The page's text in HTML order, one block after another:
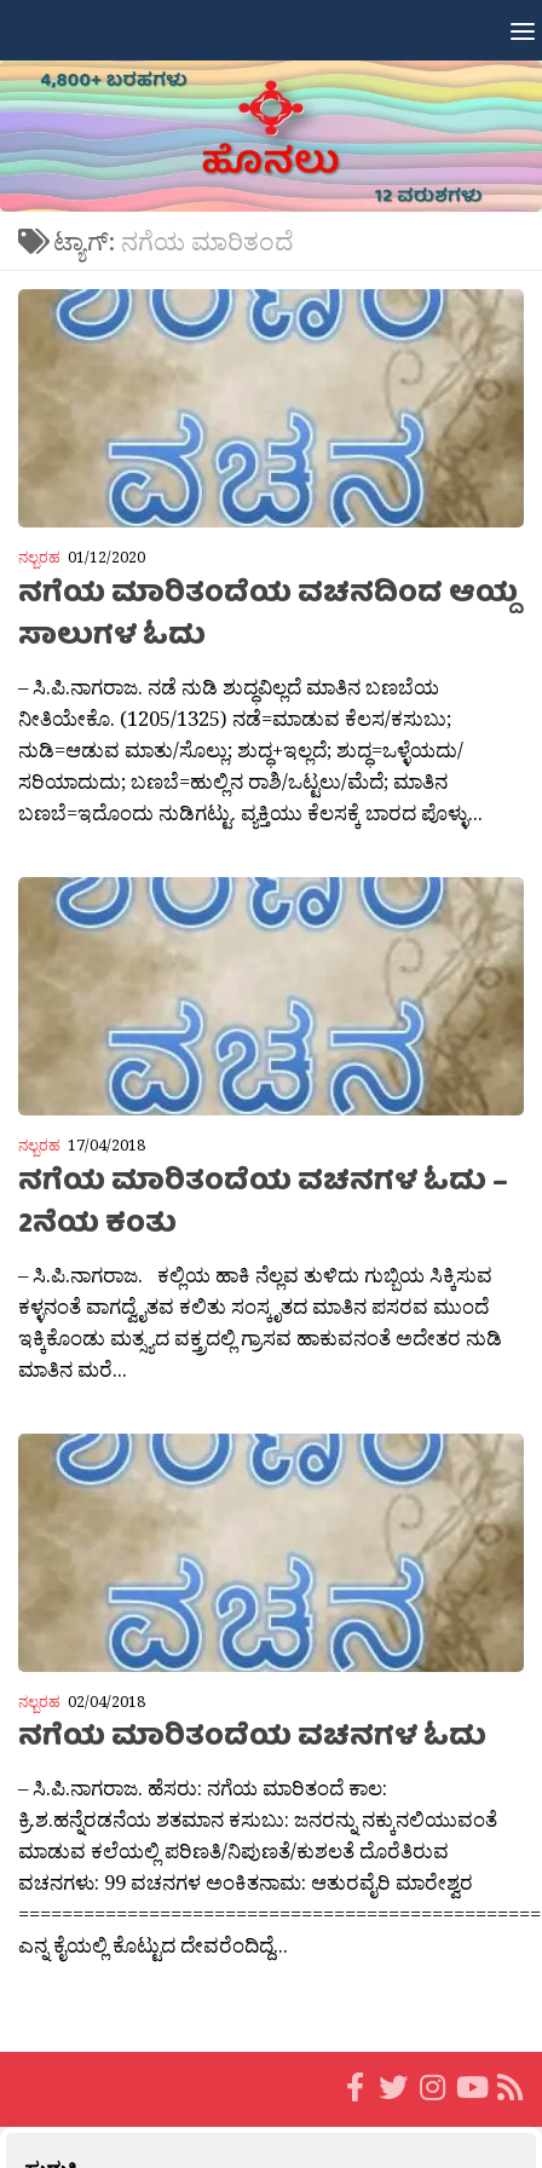
ಟ್ಯಾಗ್: ನಗೆಯ ಮಾರಿತಂದೆ
ನಲ್ಬರಹ 01/12/2020
ನಗೆಯ ಮಾರಿತಂದೆಯ ವಚನದಿಂದ ಆಯ್ದ
ಸಾಲುಗಳ ಓದು
– ಸಿ.ಪಿ.ನಾಗರಾಜ. ನಡೆ ನುಡಿ ಶುದ್ಧವಿಲ್ಲದೆ ಮಾತಿನ ಬಣಬೆಯ
ನೀತಿಯೇಕೊ. (1205/1325) ನಡೆ=ಮಾಡುವ ಕೆಲಸ/ಕಸುಬು;
ನುಡಿ=ಆಡುವ ಮಾತು/ಸೊಲ್ಲು; ಶುದ್ಧ+ಇಲ್ಲದೆ; ಶುದ್ಧ=ಒಳ್ಳೆಯದು/
ಸರಿಯಾದುದು; ಬಣಬೆ=ಹುಲ್ಲಿನ ರಾಶಿ/ಒಟ್ಟಲು/ಮೆದೆ; ಮಾತಿನ
ಬಣಬೆ=ಇದೊಂದು ನುಡಿಗಟ್ಟು. ವ್ಯಕ್ತಿಯು ಕೆಲಸಕ್ಕೆ ಬಾರದ ಪೊಳ್ಳು...
ನಲ್ಬರಹ 17/04/2018
ನಗೆಯ ಮಾರಿತಂದೆಯ ವಚನಗಳ ಓದು –
2ನೆಯ ಕಂತು
– ಸಿ.ಪಿ.ನಾಗರಾಜ. ಕಲ್ಲಿಯ ಹಾಕಿ ನೆಲ್ಲವ ತುಳಿದು ಗುಬ್ಬಿಯ ಸಿಕ್ಕಿಸುವ
ಕಳ್ಳನಂತೆ ವಾಗದ್ವೈತವ ಕಲಿತು ಸಂಸ್ಕೃತದ ಮಾತಿನ ಪಸರವ ಮುಂದೆ
ಇಕ್ಕಿಕೊಂಡು ಮತ್ಸ್ಯದ ವಕ್ತ್ರದಲ್ಲಿ ಗ್ರಾಸವ ಹಾಕುವನಂತೆ ಅದೇತರ ನುಡಿ
ಮಾತಿನ ಮರೆ...
ನಲ್ಬರಹ 02/04/2018
ನಗೆಯ ಮಾರಿತಂದೆಯ ವಚನಗಳ ಓದು
– ಸಿ.ಪಿ.ನಾಗರಾಜ. ಹೆಸರು: ನಗೆಯ ಮಾರಿತಂದೆ ಕಾಲ:
ಕ್ರಿ.ಶ.ಹನ್ನೆರಡನೆಯ ಶತಮಾನ ಕಸುಬು: ಜನರನ್ನು ನಕ್ಕುನಲಿಯುವಂತೆ
ಮಾಡುವ ಕಲೆಯಲ್ಲಿ ಪರಿಣತಿ/ನಿಪುಣತೆ/ಕುಶಲತೆ ದೊರೆತಿರುವ
ವಚನಗಳು: 99 ವಚನಗಳ ಅಂಕಿತನಾಮ: ಆತುರವೈರಿ ಮಾರೇಶ್ವರ
ಎನ್ನ ಕೈಯಲ್ಲಿ ಕೊಟ್ಟುದ ದೇವರೆಂದಿದ್ದೆ...